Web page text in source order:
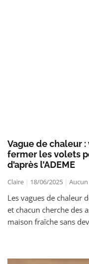
Vague de chaleur
fermer les volets
d’après l’ADEME
Claire 18/06/2025
Les vagues de chaleur
et chacun cherche des
maison fraîche sans